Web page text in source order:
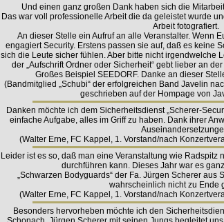
Und einen ganz großen Dank haben sich die
Das war voll professionelle Arbeit die da geleistet wurde
Arbeit fotografiert.
An dieser Stelle ein Aufruf an alle Veranstalter. Wenn
engagiert Security. Erstens passen sie auf, daß es keine
sich die Leute sicher fühlen. Aber bitte nicht irgendwelche
der „Aufschrift Ordner oder Sicherheit“ gebt lieber an
Großes Beispiel SEEDORF. Danke an dieser
(Bandmitglied „Schubi“ der erfolgreichen Band Javelin
geschrieben auf der Hompage von
Danken möchte ich dem Sicherheitsdienst „Scherer-
einfache Aufgabe, alles im Griff zu haben. Dank ihrer
(Walter Erne, FC Kappel, 1. Vorstand/nach
Leider ist es so, daß man eine Veranstaltung wie Radspitz
durchführen kann. Dieses Jahr war es
„Schwarzen Bodyguards“ der Fa. Jürgen Scherer aus
wahrscheinlich nicht zu Ende
(Walter Erne, FC Kappel, 1. Vorstand/nach
Besonders hervorheben möchte ich den